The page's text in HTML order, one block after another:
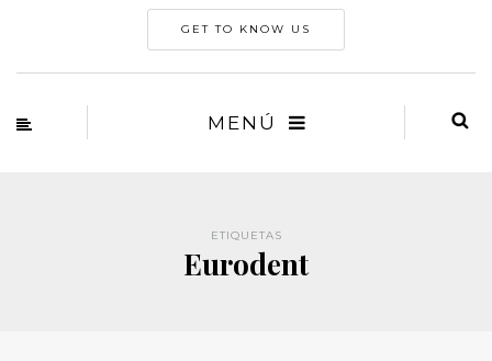
GET TO KNOW US
MENÚ
ETIQUETAS
Eurodent